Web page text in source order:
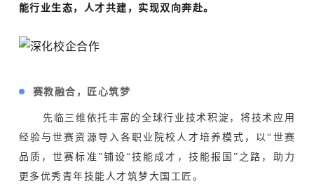
能行业生态，人才共建，实现双向奔赴。
赛教融合，匠心筑梦
先临三维依托丰富的全球行业技术积淀，将技术应用
经验与世赛资源导入 各职业院校人才培养模式，以“世赛
品质，世赛标准”铺设“技能成才，技能报国”之路，助力
更多优秀青年技能人才筑梦大国工匠。